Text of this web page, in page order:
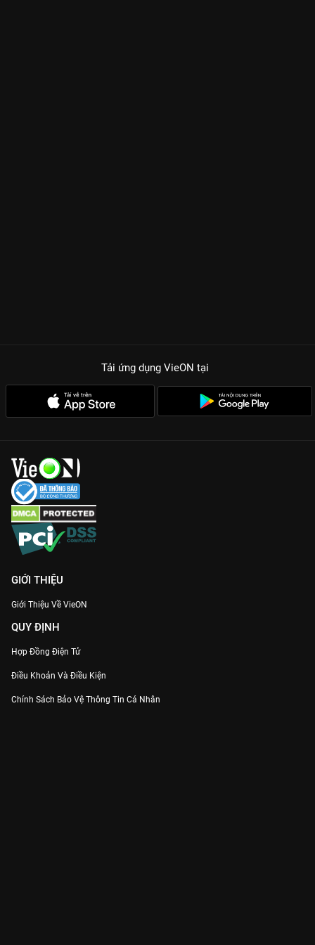
Tải ứng dụng VieON tại
GIỚI THIỆU
Giới Thiệu Về VieON
QUY ĐỊNH
Hợp Đồng Điện Tử
Điều Khoản Và Điều Kiện
Chính Sách Bảo Vệ Thông Tin Cá Nhân